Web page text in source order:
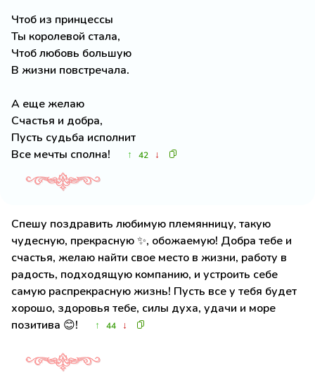
Чтоб из принцессы
Ты королевой стала,
Чтоб любовь большую
В жизни повстречала.
А еще желаю
Счастья и добра,
Пусть судьба исполнит
Все мечты сполна!
↑ 42 ↓
Спешу поздравить любимую племянницу, такую
чудесную, прекрасную ✨, обожаемую! Добра тебе и
счастья, желаю найти свое место в жизни, работу в
радость, подходящую компанию, и устроить себе
самую распрекрасную жизнь! Пусть все у тебя будет
хорошо, здоровья тебе, силы духа, удачи и море
позитива 😊!
↑ 44 ↓